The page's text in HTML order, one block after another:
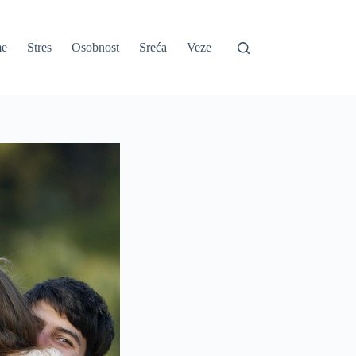
Stres Osobnost Sreća Veze